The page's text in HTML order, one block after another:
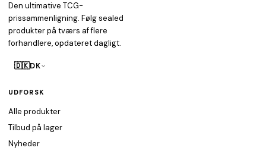
Den ultimative TCG-
prissammenligning. Følg sealed
produkter på tværs af flere
forhandlere, opdateret dagligt.
🇩🇰DK
UDFORSK
Alle produkter
Tilbud på lager
Nyheder